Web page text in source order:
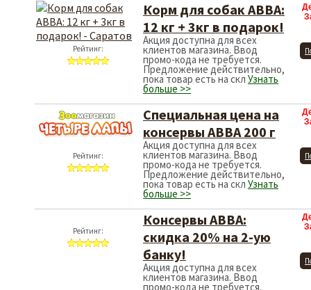
Рейтинг:
Корм для собак АВВА:
12 кг + 3кг в подарок!
Акция доступна для всех
клиентов магазина. Ввод
промо-кода не требуется.
Предложение действительно,
пока товар есть на скл Узнать
больше >>
Рейтинг:
Специальная цена на
консервы АВВА 200 г
Акция доступна для всех
клиентов магазина. Ввод
промо-кода не требуется.
Предложение действительно,
пока товар есть на скл Узнать
больше >>
Консервы АВВА:
скидка 20% на 2-ую
банку!
Акция доступна для всех
клиентов магазина. Ввод
промо-кода не требуется.